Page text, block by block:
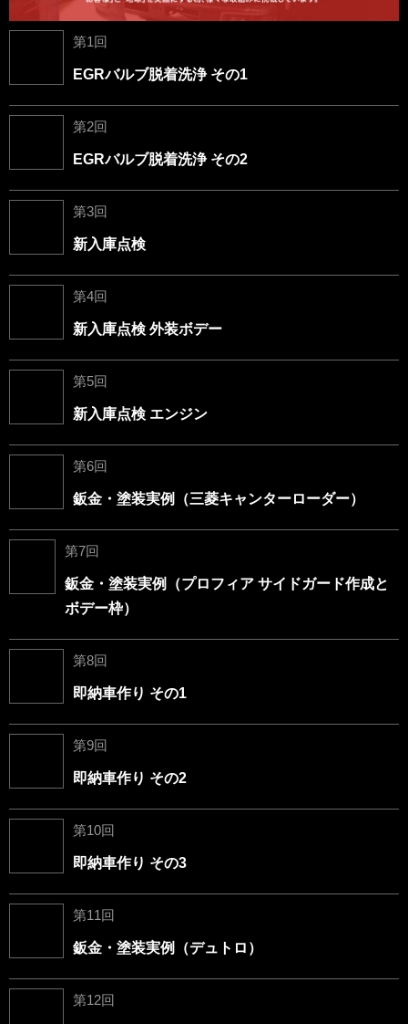
第1回
EGRバルブ脱着洗浄 その1
第2回
EGRバルブ脱着洗浄 その2
第3回
新入庫点検
第4回
新入庫点検 外装ボデー
第5回
新入庫点検 エンジン
第6回
鈑金・塗装実例（三菱キャンターローダー）
第7回
鈑金・塗装実例（プロフィア サイドガード作成と
ボデー枠）
第8回
即納車作り その1
第9回
即納車作り その2
第10回
即納車作り その3
第11回
鈑金・塗装実例（デュトロ）
第12回